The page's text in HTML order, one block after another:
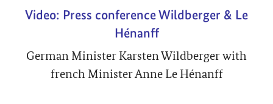
Video: Press conference Wildberger & Le
Hénanff
German Minister Karsten Wildberger with
french Minister Anne Le Hénanff